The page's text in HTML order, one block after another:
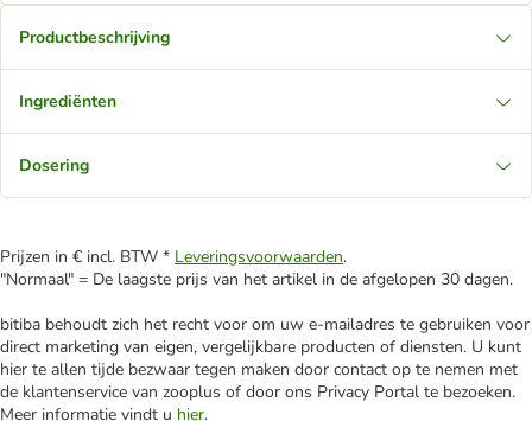
Productbeschrijving
Ingrediënten
Dosering
Prijzen in € incl. BTW * Leveringsvoorwaarden.
"Normaal" = De laagste prijs van het artikel in de afgelopen 30 dagen.
bitiba behoudt zich het recht voor om uw e-mailadres te gebruiken voor
direct marketing van eigen, vergelijkbare producten of diensten. U kunt
hier te allen tijde bezwaar tegen maken door contact op te nemen met
de klantenservice van zooplus of door ons Privacy Portal te bezoeken.
Meer informatie vindt u hier.